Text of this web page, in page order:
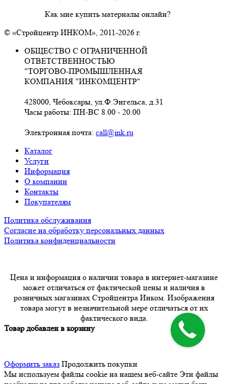
Как мне купить материалы онлайн?
© «Стройцентр ИНКОМ», 2011-2026 г.
ОБЩЕСТВО С ОГРАНИЧЕННОЙ
ОТВЕТСТВЕННОСТЬЮ
"ТОРГОВО-ПРОМЫШЛЕННАЯ
КОМПАНИЯ "ИНКОМЦЕНТР"
428000, Чебоксары, ул.Ф.Энгельса, д.31
Часы работы: ПН-ВС 8.00 - 20.00
Электронная почта: call@ink.ru
Каталог
Услуги
Информация
О компании
Контакты
Покупателям
Политика обслуживания
Согласие на обработку персональных данных
Политика конфиденциальности
Цена и информация о наличии товара в интернет-магазине
может отличаться от фактической цены и наличия в
розничных магазинах Стройцентра Инком. Изображения
товара могут в незначительной мере отличаться от их
фактического вида.
Товар добавлен в корзину
Оформить заказ Продолжить покупки
Мы используем файлы cookie на нашем веб-сайте Эти файлы